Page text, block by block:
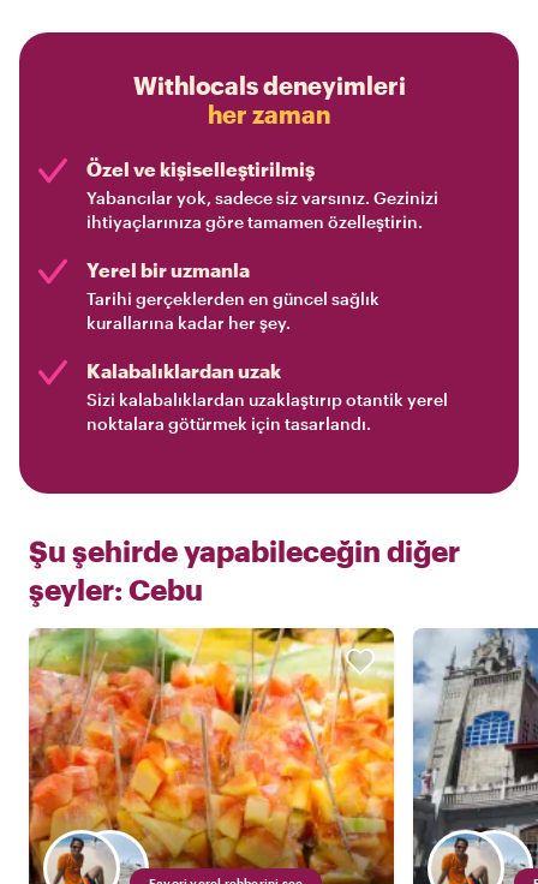
Withlocals deneyimleri
her zaman
Özel ve kişiselleştirilmiş
Yabancılar yok, sadece siz varsınız. Gezinizi
ihtiyaçlarınıza göre tamamen özelleştirin.
Yerel bir uzmanla
Tarihi gerçeklerden en güncel sağlık
kurallarına kadar her şey.
Kalabalıklardan uzak
Sizi kalabalıklardan uzaklaştırıp otantik yerel
noktalara götürmek için tasarlandı.
Şu şehirde yapabileceğin diğer
şeyler: Cebu